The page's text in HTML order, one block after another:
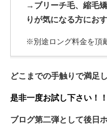
→ブリーチ毛、縮毛
りが気になる方にお
※別途ロング料金を頂
どこまでの手触りで満足
是非一度お試し下さい！
ブログ第二弾として後日